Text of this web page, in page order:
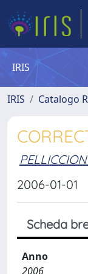
IRIS
IRIS Catalogo
2006-01-01
Scheda
Anno
2006